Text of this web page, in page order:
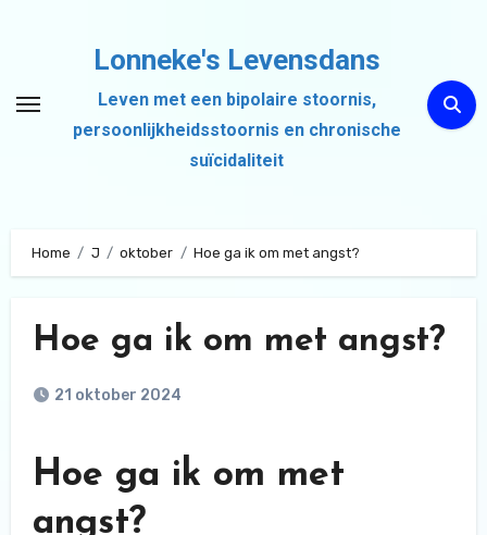
inhoud
Lonneke's Levensdans
Leven met een bipolaire stoornis,
persoonlijkheidsstoornis en chronische
suïcidaliteit
Home J oktober Hoe ga ik om met angst?
Hoe ga ik om met angst?
21 oktober 2024
Hoe ga ik om met
angst?